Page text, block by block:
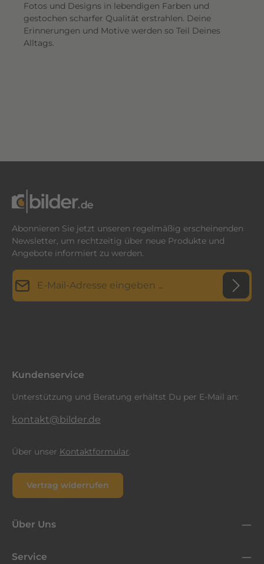
Fotos und Designs in lebendigen Farben und
gestochen scharfer Qualität erstrahlen. Deine
Erinnerungen und Motive werden so Teil Deines
Alltags.
Abonnieren Sie jetzt unseren regelmäßig erscheinenden
Newsletter, um rechtzeitig über neue Produkte und
Angebote informiert zu werden.
E-Mail-Adresse*
Kundenservice
Unterstützung und Beratung erhältst Du per E-Mail an:
kontakt@bilder.de
Über unser Kontaktformular.
Vertrag widerrufen
Über Uns
Service